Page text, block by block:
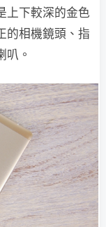
上下較深的金色
的相機鏡頭、指
叭。